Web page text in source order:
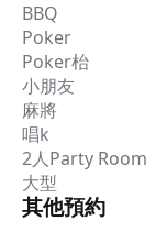
BBQ
Poker
Poker枱
小朋友
麻將
唱k
2人Party Room
大型
其他預約